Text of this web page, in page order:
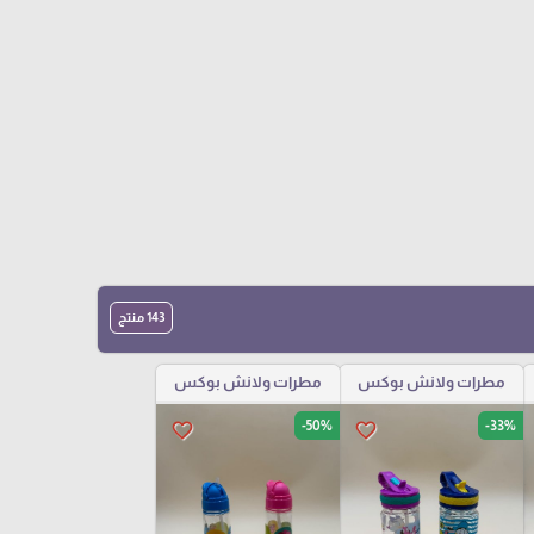
143 منتج
مطرات ولانش بوكس
favorite_border -33%
مطرات ولانش بوكس
favorite_border -50%